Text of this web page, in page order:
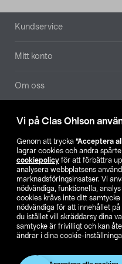
Vi på Clas Ohlson
Genom att trycka ”Acceptera
lagrar cookies och andra
cookiepolicy för att förbättra
analysera webbplatsens
marknadsföringsinsatser. Vi
nödvändiga, funktionella,
cookies krävs inte ditt
nödvändiga för att innehållet
du istället vill skräddarsy dina
samtycke är frivilligt och kan
ändrar i dina cookie-
Sidfot
Kundservice
Mitt konto
Om oss
Aktuellt
Våra bolag
SE